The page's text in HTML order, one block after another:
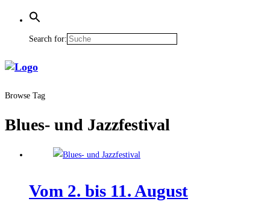
Search for:
Browse Tag
Blues- und Jazzfestival
Vom 2. bis 11. August